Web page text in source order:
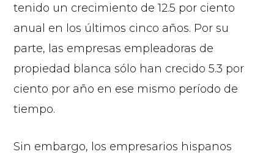
tenido un crecimiento de 12.5 por ciento
anual en los últimos cinco años. Por su
parte, las empresas empleadoras de
propiedad blanca sólo han crecido 5.3 por
ciento por año en ese mismo período de
tiempo.
Sin embargo, los empresarios hispanos